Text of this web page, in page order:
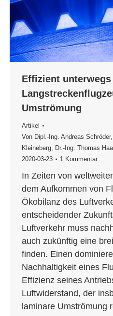
Effizient unterwegs
Umströmung
Artikel
Von Dipl.-Ing. Andreas Schröder,
Kleineberg, Dr.-Ing. Thomas
2020-03-23
1 Kommentar
In Zeiten von
dem Aufkommen von
Ökobilanz des
entscheidender
Luftverkehr muss
auch zukünftig eine
finden. Einen
Nachhaltigkeit eines
Effizienz seines
Luftwiderstand, der
laminare Umströmung